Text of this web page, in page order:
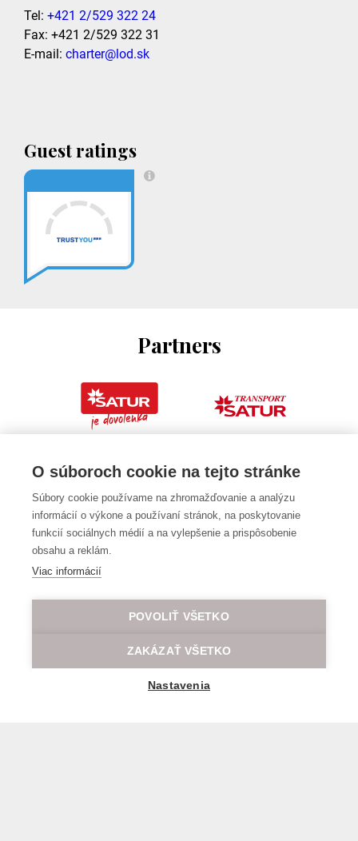
Tel: +421 2/529 322 24
Fax: +421 2/529 322 31
E-mail: charter@lod.sk
Guest ratings
Partners
O súboroch cookie na tejto stránke
Súbory cookie používame na zhromažďovanie a analýzu
informácií o výkone a používaní stránok, na poskytovanie
funkcií sociálnych médií a na vylepšenie a prispôsobenie
obsahu a reklám.
Viac informácií
POVOLIŤ VŠETKO
ZAKÁZAŤ VŠETKO
Nastavenia